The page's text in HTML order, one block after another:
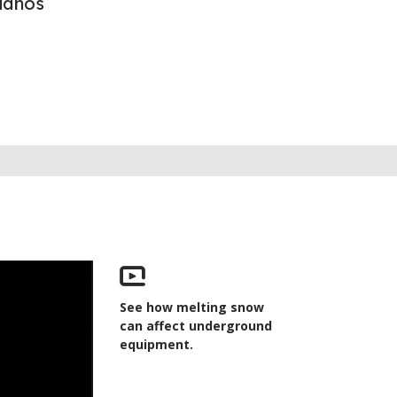
See how melting snow
can affect underground
equipment.